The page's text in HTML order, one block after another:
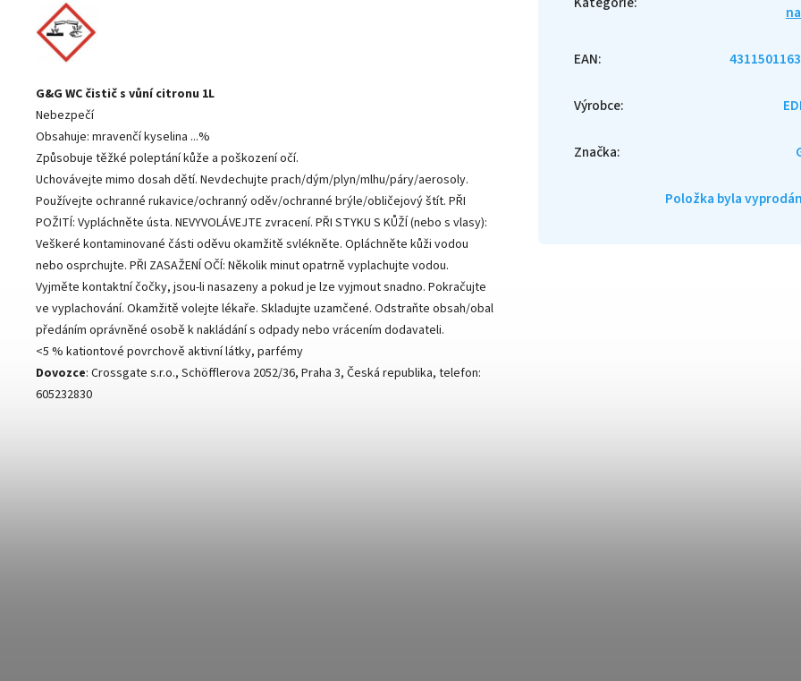
G&G WC čistič s vůní citronu 1L
Nebezpečí
Obsahuje: mravenčí kyselina ...%
Způsobuje těžké poleptání kůže a poškození očí.
Uchovávejte mimo dosah dětí. Nevdechujte prach/dým/plyn/mlhu/páry/aerosoly.
Používejte ochranné rukavice/ochranný oděv/ochranné brýle/obličejový štít. PŘI
POŽITÍ: Vypláchněte ústa. NEVYVOLÁVEJTE zvracení. PŘI STYKU S KŮŽÍ (nebo s vlasy):
Veškeré kontaminované části oděvu okamžitě svlékněte. Opláchněte kůži vodou
nebo osprchujte. PŘI ZASAŽENÍ OČÍ: Několik minut opatrně vyplachujte vodou.
Vyjměte kontaktní čočky, jsou-li nasazeny a pokud je lze vyjmout snadno. Pokračujte
ve vyplachování. Okamžitě volejte lékaře. Skladujte uzamčené. Odstraňte obsah/obal
předáním oprávněné osobě k nakládání s odpady nebo vrácením dodavateli.
<5 % kationtové povrchově aktivní látky, parfémy
Dovozce: Crossgate s.r.o., Schöfflerova 2052/36, Praha 3, Česká republika, telefon:
605232830
EAN:
Výrobce:
Značka:
Položka byla